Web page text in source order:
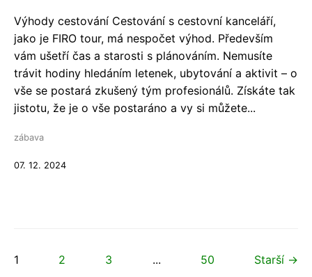
Výhody cestování Cestování s cestovní kanceláří,
jako je FIRO tour, má nespočet výhod. Především
vám ušetří čas a starosti s plánováním. Nemusíte
trávit hodiny hledáním letenek, ubytování a aktivit – o
vše se postará zkušený tým profesionálů. Získáte tak
jistotu, že je o vše postaráno a vy si můžete...
zábava
07. 12. 2024
1 2 3 ... 50 Starší →